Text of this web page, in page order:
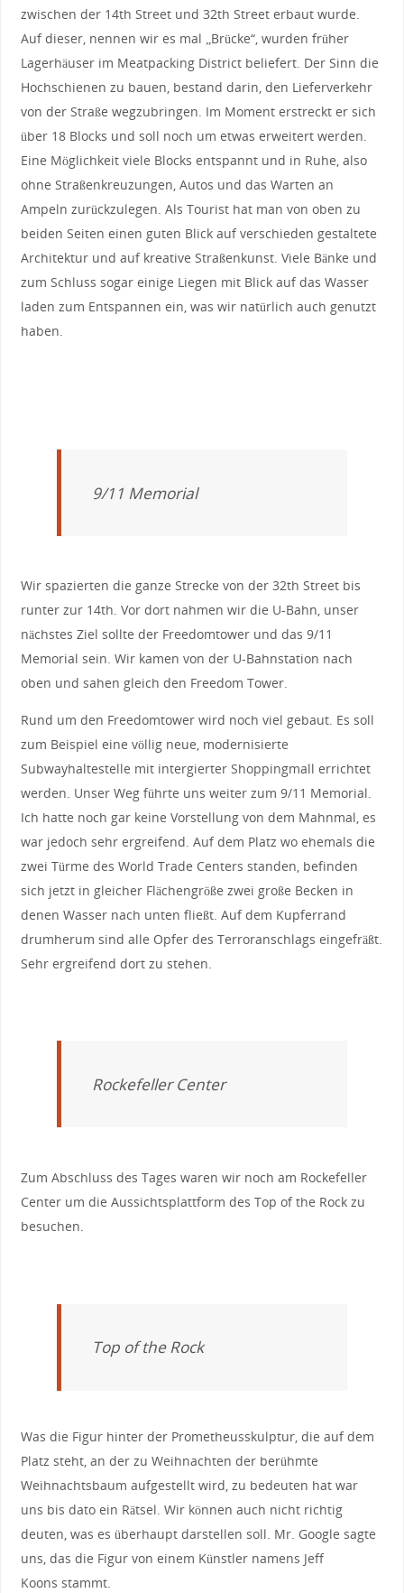
zwischen der 14th Street und 32th Street erbaut wurde.
Auf dieser, nennen wir es mal „Brücke“, wurden früher
Lagerhäuser im Meatpacking District beliefert. Der Sinn die
Hochschienen zu bauen, bestand darin, den Lieferverkehr
von der Straße wegzubringen. Im Moment erstreckt er sich
über 18 Blocks und soll noch um etwas erweitert werden.
Eine Möglichkeit viele Blocks entspannt und in Ruhe, also
ohne Straßenkreuzungen, Autos und das Warten an
Ampeln zurückzulegen. Als Tourist hat man von oben zu
beiden Seiten einen guten Blick auf verschieden gestaltete
Architektur und auf kreative Straßenkunst. Viele Bänke und
zum Schluss sogar einige Liegen mit Blick auf das Wasser
laden zum Entspannen ein, was wir natürlich auch genutzt
haben.
9/11 Memorial
Wir spazierten die ganze Strecke von der 32th Street bis
runter zur 14th. Vor dort nahmen wir die U-Bahn, unser
nächstes Ziel sollte der Freedomtower und das 9/11
Memorial sein. Wir kamen von der U-Bahnstation nach
oben und sahen gleich den Freedom Tower.
Rund um den Freedomtower wird noch viel gebaut. Es soll
zum Beispiel eine völlig neue, modernisierte
Subwayhaltestelle mit intergierter Shoppingmall errichtet
werden. Unser Weg führte uns weiter zum 9/11 Memorial.
Ich hatte noch gar keine Vorstellung von dem Mahnmal, es
war jedoch sehr ergreifend. Auf dem Platz wo ehemals die
zwei Türme des World Trade Centers standen, befinden
sich jetzt in gleicher Flächengröße zwei große Becken in
denen Wasser nach unten fließt. Auf dem Kupferrand
drumherum sind alle Opfer des Terroranschlags eingefräßt.
Sehr ergreifend dort zu stehen.
Rockefeller Center
Zum Abschluss des Tages waren wir noch am Rockefeller
Center um die Aussichtsplattform des Top of the Rock zu
besuchen.
Top of the Rock
Was die Figur hinter der Prometheusskulptur, die auf dem
Platz steht, an der zu Weihnachten der berühmte
Weihnachtsbaum aufgestellt wird, zu bedeuten hat war
uns bis dato ein Rätsel. Wir können auch nicht richtig
deuten, was es überhaupt darstellen soll. Mr. Google sagte
uns, das die Figur von einem Künstler namens Jeff
Koons stammt.